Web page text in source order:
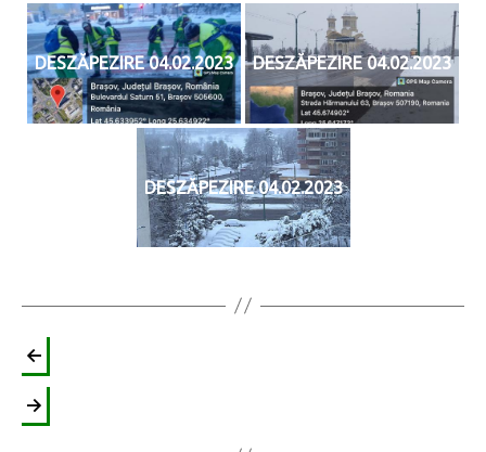
DESZĂPEZIRE 04.02.2023 DESZĂPEZIRE 04.02.2023
DESZĂPEZIRE 04.02.2023
←
→